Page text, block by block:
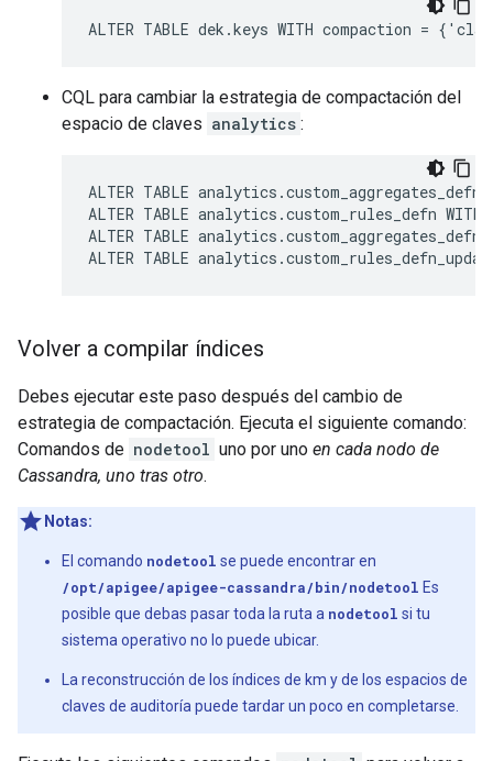
ALTER TABLE dek.keys WITH compaction =
CQL para cambiar la estrategia de compactación del
espacio de claves analytics :
ALTER TABLE
ALTER TABLE analytics.custom_rules_defn
ALTER TABLE
ALTER TABLE
Volver a compilar índices
Debes ejecutar este paso después del cambio de
estrategia de compactación. Ejecuta el siguiente comando:
Comandos de nodetool uno por uno en cada nodo de
Cassandra, uno tras otro.
Notas:
El comando nodetool se puede encontrar en
/opt/apigee/apigee-cassandra/bin/nodetool Es
posible que debas pasar toda la ruta a nodetool si tu
sistema operativo no lo puede ubicar.
La reconstrucción de los índices de km y de los espacios de
claves de auditoría puede tardar un poco en completarse.